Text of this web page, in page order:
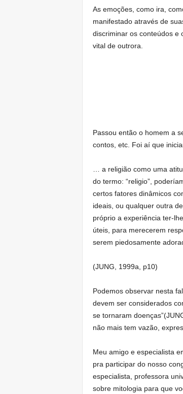
As emoções, como ira,
manifestado através de
discriminar os conteúdos e
vital de outrora.
Passou então o homem a
contos, etc. Foi aí que
… a religião como uma
do termo: “religio”,
certos fatores dinâmicos
ideais, ou qualquer outra
próprio a experiência ter-
úteis, para merecerem
serem piedosamente
(JUNG, 1999a, p10)
Podemos observar nesta
devem ser considerados
se tornaram
não mais tem vazão,
Meu amigo e especialista
pra participar do nosso
especialista, professora
sobre mitologia para que